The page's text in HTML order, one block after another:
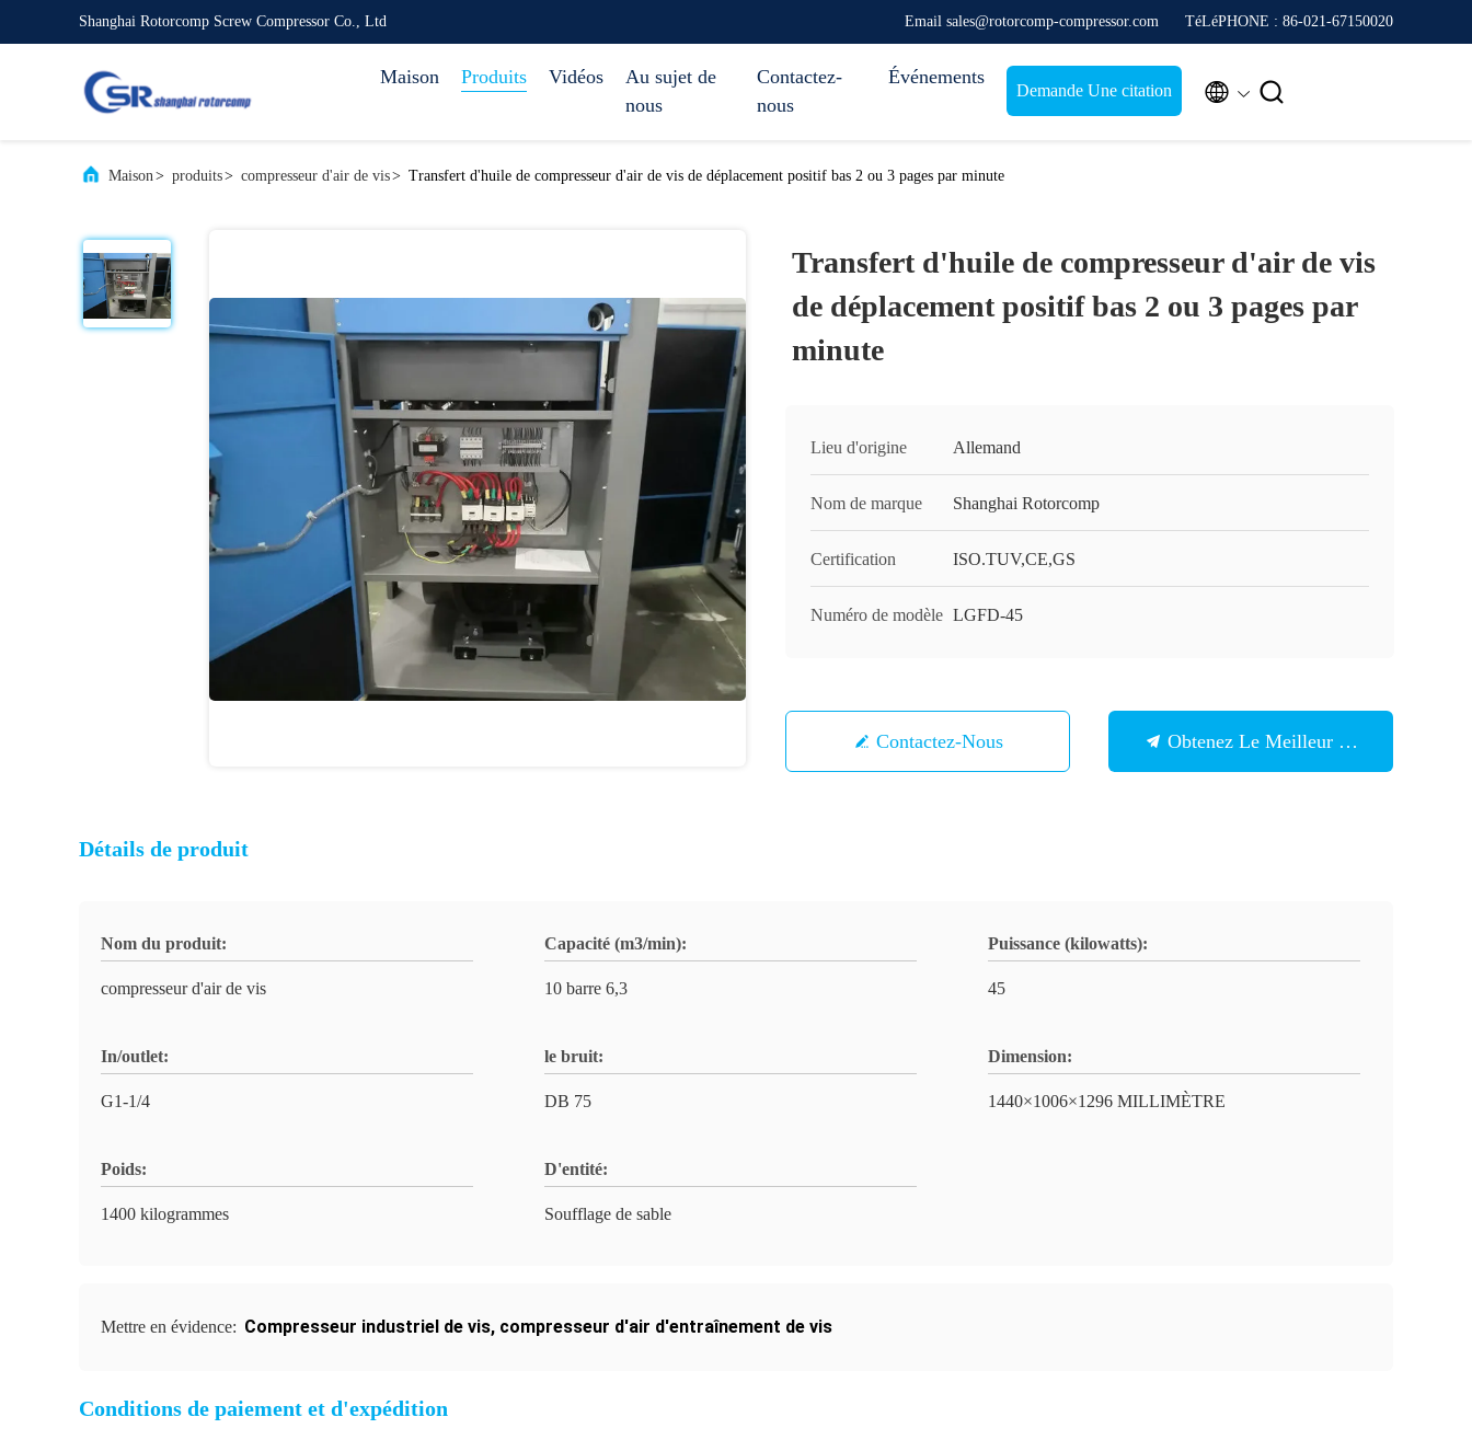
Shanghai Rotorcomp Screw Compressor Co., Ltd Email sales@rotorcomp-compressor.com TéLéPHONE : 86-021-67150020
Maison Produits Vidéos
Au sujet de
nous
Contactez-
nous
Événements
Demande Une citation  
Maison> produits> compresseur d'air de vis> Transfert d'huile de compresseur d'air de vis de déplacement positif bas 2 ou 3 pages par minute
Transfert d'huile de compresseur d'air de vis
de déplacement positif bas 2 ou 3 pages par
minute
Lieu d'origine Allemand
Nom de marque Shanghai Rotorcomp
Certification ISO.TUV,CE,GS
Numéro de modèle LGFD-45
Contactez-Nous Obtenez Le Meilleur Prix
Détails de produit
Nom du produit:
compresseur d'air de vis
Capacité (m3/min):
10 barre 6,3
Puissance (kilowatts):
45
In/outlet:
G1-1/4
le bruit:
DB 75
Dimension:
1440×1006×1296 MILLIMÈTRE
Poids:
1400 kilogrammes
D'entité:
Soufflage de sable
Mettre en évidence: Compresseur industriel de vis, compresseur d'air d'entraînement de vis
Conditions de paiement et d'expédition